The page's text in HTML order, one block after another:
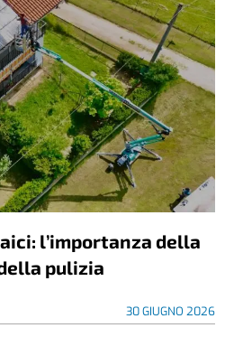
l’importanza della
pulizia
30 GIUGNO 2026